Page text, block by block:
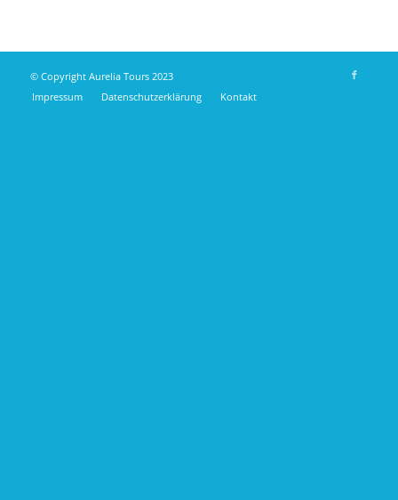
© Copyright Aurelia Tours 2023
Impressum
Datenschutzerklärung Kontakt